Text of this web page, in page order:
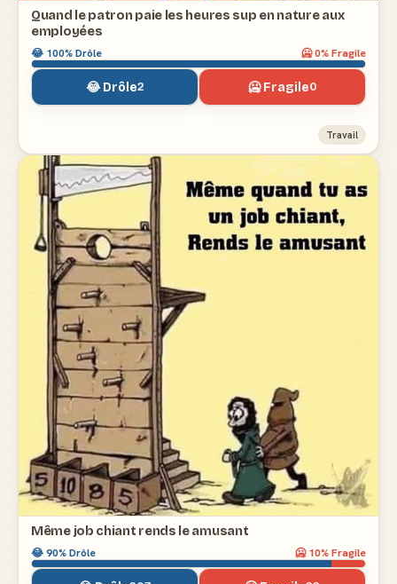
Quand le patron paie les heures sup en nature aux
employées
😂 100% Drôle 🥶0% Fragile
😂 Drôle2 🥶 Fragile0
Travail
Même job chiant rends le amusant
😂90% Drôle 🥶10% Fragile